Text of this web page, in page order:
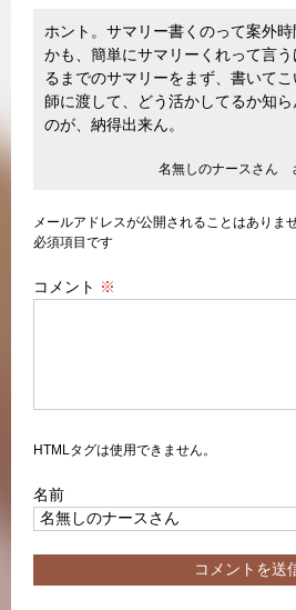
ホント。サマリー書くのって案外
かも、簡単にサマリーくれって言
るまでのサマリーをまず、書いて
師に渡して、どう活かしてるか知
のが、納得出来ん。
名無しのナースさん
メールアドレスが公開されることはありませ
必須項目です
コメント ※
HTMLタグは使用できません。
名前